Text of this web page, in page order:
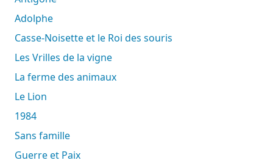
Adolphe
Casse-Noisette et le Roi des souris
Les Vrilles de la vigne
La ferme des animaux
Le Lion
1984
Sans famille
Guerre et Paix